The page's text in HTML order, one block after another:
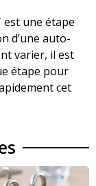
est une étape
d’une auto-
varier, il est
étape pour
cet